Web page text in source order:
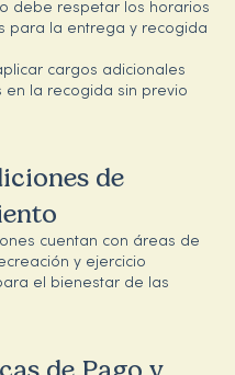
debe respetar los horarios
para la entrega y recogida
cargos adicionales
en la recogida sin previo
de
cuentan con áreas de
y ejercicio
el bienestar de las